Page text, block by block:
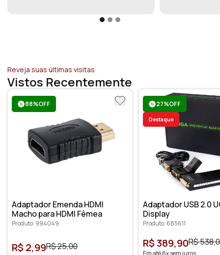
Reveja suas últimas visitas
Vistos Recentemente
88%OFF
Adaptador Emenda HDMI
Macho para HDMI Fêmea
Produto: 994049
R$ 2,99R$ 25,00
27%OFF
Destaque
Adaptador USB 2.0
Display
Produto: 685611
R$ 389,90R$
Em até 6x sem juros